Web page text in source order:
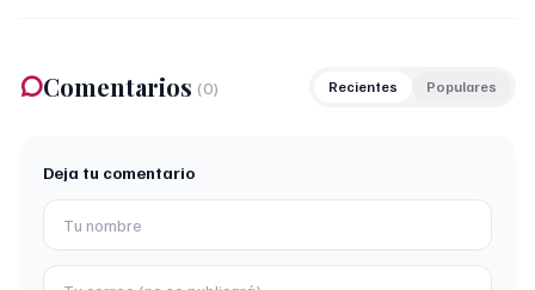
Comentarios (0) Recientes Populares
Deja tu comentario